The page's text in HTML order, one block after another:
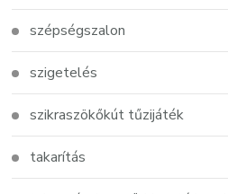
szépségszalon
szigetelés
szikraszökőkút tűzijáték
takarítás